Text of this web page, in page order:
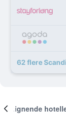
62 flere
Lignende